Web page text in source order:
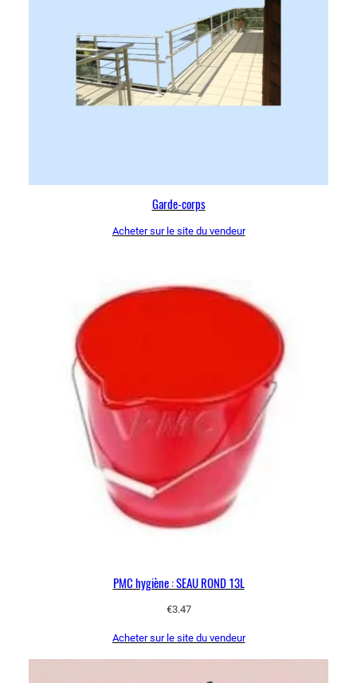
Garde-corps
Acheter sur le site du vendeur
PMC hygiène : SEAU ROND 13L
€3.47
Acheter sur le site du vendeur